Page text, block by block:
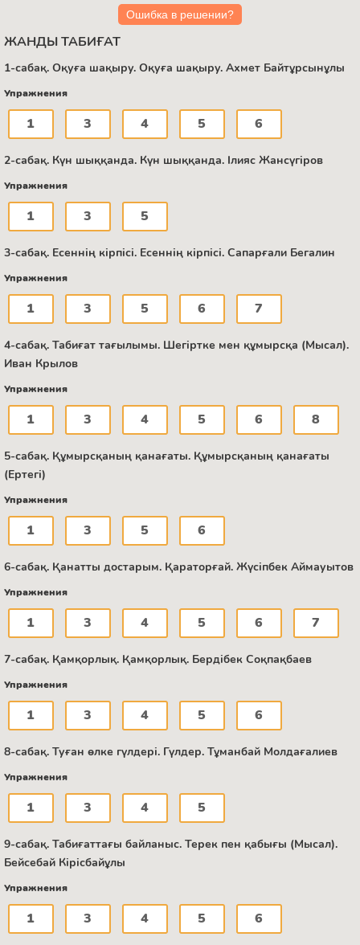
Ошибка в решении?
ЖАНДЫ ТАБИҒАТ
1-сабақ. Оқуға шақыру. Оқуға шақыру. Ахмет Байтұрсынұлы
Упражнения
1 3 4 5 6
2-сабақ. Күн шыққанда. Күн шыққанда. Ілияс Жансүгіров
Упражнения
1 3 5
3-сабақ. Есеннің кірпісі. Есеннің кірпісі. Сапарғали Бегалин
Упражнения
1 3 5 6 7
4-сабақ. Табиғат тағылымы. Шегіртке мен құмырсқа (Мысал).
Иван Крылов
Упражнения
1 3 4 5 6 8
5-сабақ. Құмырсқаның қанағаты. Құмырсқаның қанағаты
(Ертегі)
Упражнения
1 3 5 6
6-сабақ. Қанатты достарым. Қараторғай. Жүсіпбек Аймауытов
Упражнения
1 3 4 5 6 7
7-сабақ. Қамқорлық. Қамқорлық. Бердібек Соқпақбаев
Упражнения
1 3 4 5 6
8-сабақ. Туған өлке гүлдері. Гүлдер. Тұманбай Молдағалиев
Упражнения
1 3 4 5
9-сабақ. Табиғаттағы байланыс. Терек пен қабығы (Мысал).
Бейсебай Кірісбайұлы
Упражнения
1 3 4 5 6